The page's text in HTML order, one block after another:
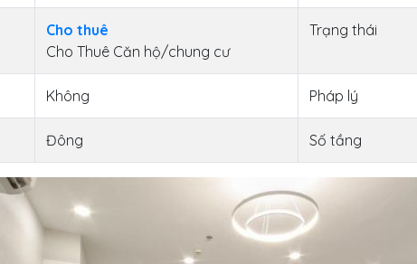
Cho thuê
Cho Thuê Căn hộ/chung cư
Trạng thái
Không Pháp lý
Đông Số tầng